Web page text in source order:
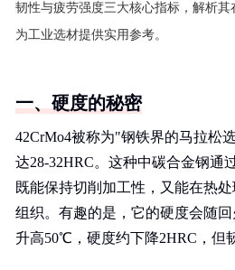
韧性与疲劳强度三大核心指标，解析其
为工业选材提供实用参考。
一、硬度的秘密
42CrMo4被称为"钢铁界的马拉松
达28-32HRC。这种中碳合金钢通
既能保持切削加工性，又能在热
组织。有趣的是，它的硬度会随
升高50℃，硬度约下降2HRC，但